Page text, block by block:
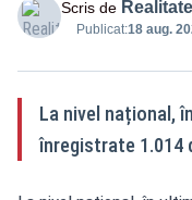
Scris de
Publicat:18 aug.
La nivel național,
înregistrate 1.014